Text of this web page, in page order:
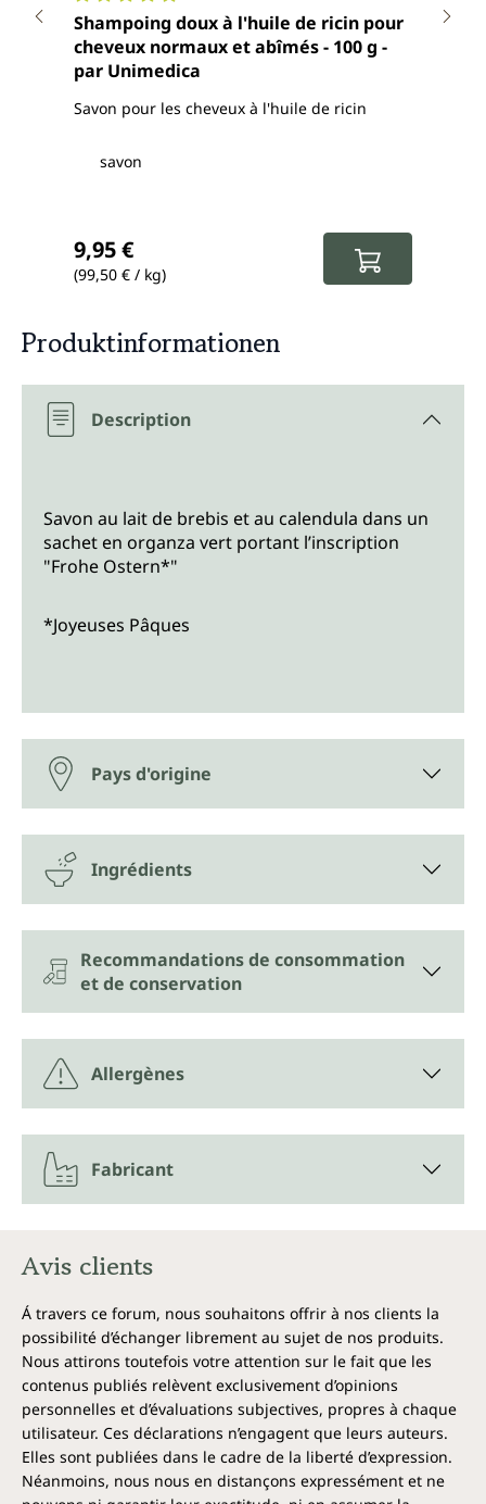
Note moyenne de 4.9 sur 5 étoiles
Shampoing doux à l'huile de ricin pour
cheveux normaux et abîmés - 100 g -
par Unimedica
Savon pour les cheveux à l'huile de ricin
savon
9,95 €
(99,50 € / kg)
Produktinformationen
Description
Savon au lait de brebis et au calendula dans un
sachet en organza vert portant l’inscription
"Frohe Ostern*"
*Joyeuses Pâques
Pays d'origine
Ingrédients
Recommandations de consommation
et de conservation
Allergènes
Fabricant
Avis clients
Á travers ce forum, nous souhaitons offrir à nos clients la
possibilité d’échanger librement au sujet de nos produits.
Nous attirons toutefois votre attention sur le fait que les
contenus publiés relèvent exclusivement d’opinions
personnelles et d’évaluations subjectives, propres à chaque
utilisateur. Ces déclarations n’engagent que leurs auteurs.
Elles sont publiées dans le cadre de la liberté d’expression.
Néanmoins, nous nous en distançons expressément et ne